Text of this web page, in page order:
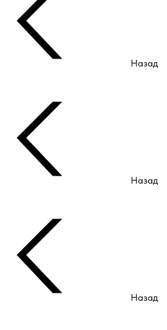
Назад
Назад
Назад